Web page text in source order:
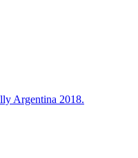
Argentina 2018.